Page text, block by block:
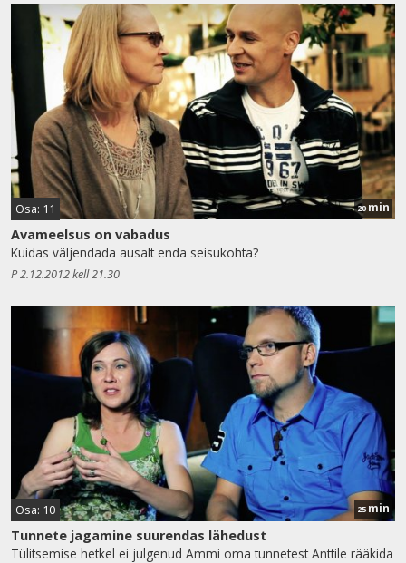
Osa: 11 20 min
Avameelsus on vabadus
Kuidas väljendada ausalt enda seisukohta?
P 2.12.2012 kell 21.30
Osa: 10 25 min
Tunnete jagamine suurendas lähedust
Tülitsemise hetkel ei julgenud Ammi oma tunnetest Anttile rääkida